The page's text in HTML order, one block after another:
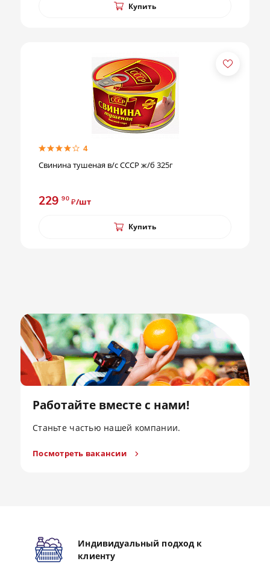
Купить
4
Свинина тушеная в/с СССР ж/б 325г
229 90 ₽/шт
Купить
Работайте вместе с нами!
Станьте частью нашей компании.
Посмотреть вакансии
Индивидуальный подход к
клиенту